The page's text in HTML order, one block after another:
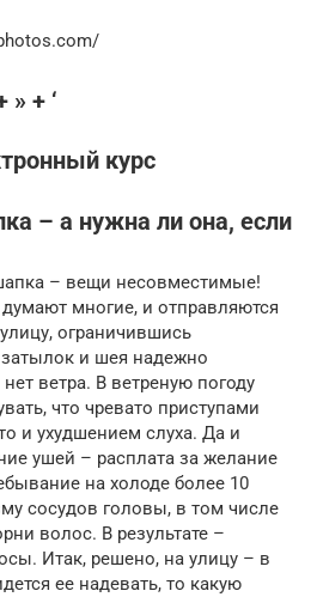
» + ‘
курс
– а нужна ли она, если
– вещи несовместимые!
многие, и отправляются
ограничившись
и шея надежно
ветра. В ветреную погоду
что чревато приступами
и ухудшением слуха. Да и
ушей – расплата за желание
на холоде более 10
сосудов головы, в том числе
волос. В результате –
Итак, решено, на улицу – в
ее надевать, то какую